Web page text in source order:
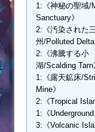
1:《神秘の聖域/
Sanctuary》
2:《汚染された
州/Polluted Delta
2:《沸騰する小
湖/Scalding Tarn
1:《露天鉱床/
Mine》
2:《Tropical
1:《Underground
3:《Volcanic